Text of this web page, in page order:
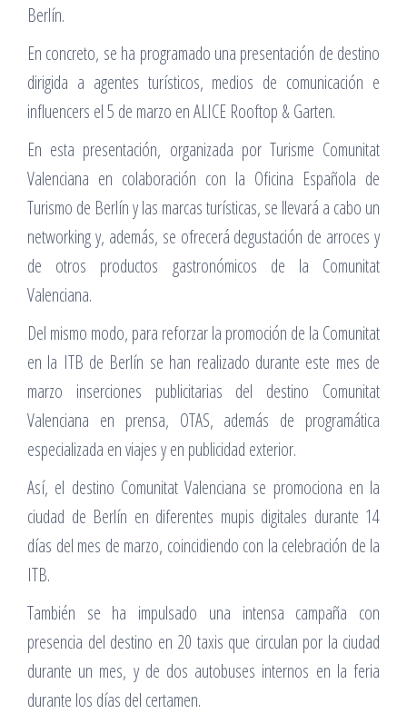
Berlín.
En concreto, se ha programado una presentación de destino
dirigida a agentes turísticos, medios de comunicación e
influencers el 5 de marzo en ALICE Rooftop & Garten.
En esta presentación, organizada por Turisme Comunitat
Valenciana en colaboración con la Oficina Española de
Turismo de Berlín y las marcas turísticas, se llevará a cabo un
networking y, además, se ofrecerá degustación de arroces y
de otros productos gastronómicos de la Comunitat
Valenciana.
Del mismo modo, para reforzar la promoción de la Comunitat
en la ITB de Berlín se han realizado durante este mes de
marzo inserciones publicitarias del destino Comunitat
Valenciana en prensa, OTAS, además de programática
especializada en viajes y en publicidad exterior.
Así, el destino Comunitat Valenciana se promociona en la
ciudad de Berlín en diferentes mupis digitales durante 14
días del mes de marzo, coincidiendo con la celebración de la
ITB.
También se ha impulsado una intensa campaña con
presencia del destino en 20 taxis que circulan por la ciudad
durante un mes, y de dos autobuses internos en la feria
durante los días del certamen.